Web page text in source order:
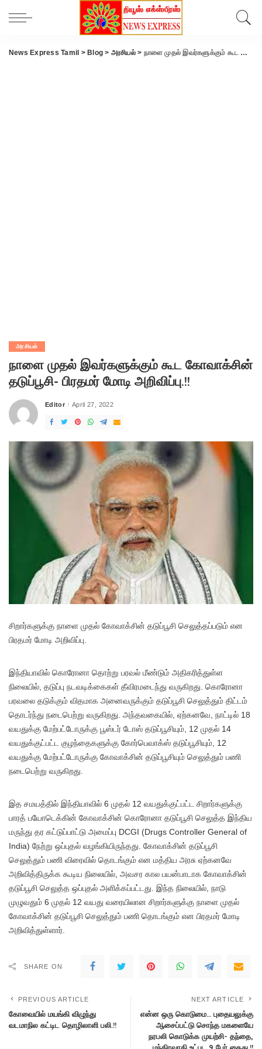
News Express Tamil > Blog > அரசியல்> நாளை முதல் இவர்களுக்கும் கூட கோவாக்சின் தடுப்பூசி- பிரதமர் மோடி அறிவிப்பு.!!
அரசியல்
நாளை முதல் இவர்களுக்கும் கூட கோவாக்சின்
தடுப்பூசி- பிரதமர் மோடி அறிவிப்பு.!!
Posted
Editor April 27, 2022
சிறார்களுக்கு நாளை முதல் கோவாக்சின் தடுப்பூசி செலுத்தப்படும் என
பிரதமர் மோடி அறிவிப்பு.
இந்தியாவில் கொரோனா தொற்று பரவல் மீண்டும் அதிகரித்துள்ள
நிலையில், தடுப்பு நடவடிக்கைகள் தீவிரமடைந்து வருகிறது. கொரோனா
பரவலை தடுக்கும் விதமாக அனைவருக்கும் தடுப்பூசி செலுத்தும் திட்டம்
தொடர்ந்து நடைபெற்று வருகிறது. அந்தவகையில், ஏற்கனவே, நாட்டில் 18
வயதுக்கு மேற்பட்டோருக்கு பூஸ்டர் டோஸ் தடுப்பூசியும், 12 முதல் 14
வயதுக்குட்பட்ட குழந்தைகளுக்கு கோர்பெவாக்ஸ் தடுப்பூசியும், 12
வயதுக்கு மேற்பட்டோருக்கு கோவாக்சின் தடுப்பூசியும் செலுத்தும் பணி
நடைபெற்று வருகிறது.
இத சமயத்தில் இந்தியாவில் 6 முதல் 12 வயதுக்குட்பட்ட சிறார்களுக்கு
பாரத் பயோடெக்கின் கோவாக்சின் கொரோனா தடுப்பூசி செலுத்த இந்திய
மருந்து தர கட்டுப்பாட்டு அமைப்பு DCGI (Drugs Controller General of
India) நேற்று ஒப்புதல் வழங்கியிருந்தது. கோவாக்சின் தடுப்பூசி
செலுத்தும் பணி விரைவில் தொடங்கும் என மத்திய அரசு ஏற்கனவே
அறிவித்திருக்க கூடிய நிலையில், அவசர கால பயன்பாடாக கோவாக்சின்
தடுப்பூசி செலுத்த ஒப்புதல் அளிக்கப்பட்டது. இந்த நிலையில், நாடு
முழுவதும் 6 முதல் 12 வயது வரையிலான சிறார்களுக்கு நாளை முதல்
கோவாக்சின் தடுப்பூசி செலுத்தும் பணி தொடங்கும் என பிரதமர் மோடி
அறிவித்துள்ளார்.
SHARE ON
PREVIOUS ARTICLE
கோவையில் மயங்கி விழுந்து
வடமாநில கட்டிட தொழிலாளி பலி.!!
NEXT ARTICLE
என்ன ஒரு கொடுமை… புதையலுக்கு
ஆசைப்பட்டு சொந்த மகளையே
நரபலி கொடுக்க முயற்சி- தந்தை,